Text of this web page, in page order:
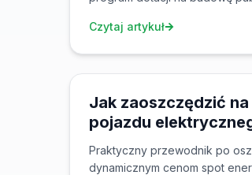
mogą uzyskać zwrot do 80%
Czytaj artykuł
Jak zaoszczędzić na
pojazdu
cenom spot
Praktyczny przewodnik po
dynamicznym cenom spot